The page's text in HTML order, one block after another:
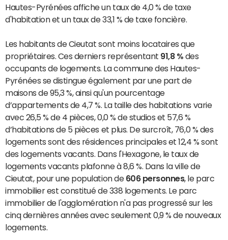
Hautes-Pyrénées affiche un taux de 4,0 % de taxe
d'habitation et un taux de 33,1 % de taxe foncière.
Les habitants de Cieutat sont moins locataires que
propriétaires. Ces derniers représentant 91,8 % des
occupants de logements. La commune des Hautes-
Pyrénées se distingue également par une part de
maisons de 95,3 %, ainsi qu'un pourcentage
d’appartements de 4,7 %. La taille des habitations varie
avec 26,5 % de 4 pièces, 0,0 % de studios et 57,6 %
d’habitations de 5 pièces et plus. De surcroît, 76,0 % des
logements sont des résidences principales et 12,4 % sont
des logements vacants. Dans l'Hexagone, le taux de
logements vacants plafonne à 8,6 %. Dans la ville de
Cieutat, pour une population de 606 personnes, le parc
immobilier est constitué de 338 logements. Le parc
immobilier de l'agglomération n'a pas progressé sur les
cinq dernières années avec seulement 0,9 % de nouveaux
logements.